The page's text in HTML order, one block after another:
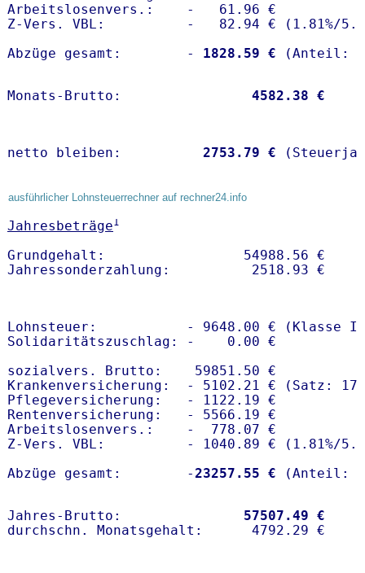
Arbeitslosenvers.:    -   61.96 €
Z-Vers. VBL:          -   82.94 € ( 1.81%/
Abzüge gesamt:        -
1828.59 €
Monats-Brutto: 4582.38 €
netto bleiben: 2753.79 €
ausführlicher Lohnsteuerrechner auf rechner24.info
Jahresbeträge1
Grundgehalt:                 54988.56 €
Lohnsteuer:           - 9648.00 € (Klasse I)
Solidaritätszuschlag: -    0.00 €
sozialvers. Brutto:    59851.50 €
Krankenversicherung:  - 5102.21 € (Satz:
Pflegeversicherung:   - 1122.19 €
Rentenversicherung:   - 5566.19 €
Arbeitslosenvers.:    -  778.07 €
Z-Vers. VBL:          - 1040.89 € ( 1.81%/
Abzüge gesamt:        -23257.55 €
Jahres-Brutto: 57507.49 €